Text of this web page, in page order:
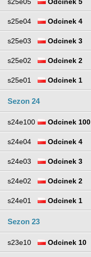
s25e04 Odcinek 4
s25e03 Odcinek 3
s25e02 Odcinek 2
s25e01 Odcinek 1
Sezon 24
s24e100 Odcinek 100
s24e04 Odcinek 4
s24e03 Odcinek 3
s24e02 Odcinek 2
s24e01 Odcinek 1
Sezon 23
s23e10 Odcinek 10